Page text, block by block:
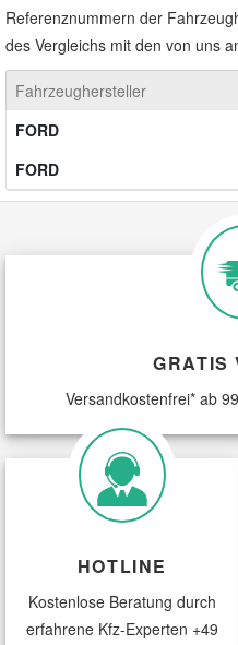
Referenznummern der
des Vergleichs mit den von uns
Fahrzeughersteller
FORD
FORD
GRATIS
Versandkostenfrei* ab
HOTLINE
Kostenlose Beratung durch
erfahrene Kfz-Experten +49
Smart Ersatzteile
Suzuki Ersatzteile
Toyota Ersatzteile